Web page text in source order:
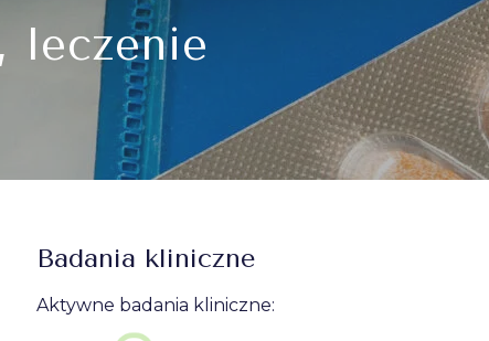
leczenie
Badania kliniczne
Aktywne badania kliniczne: